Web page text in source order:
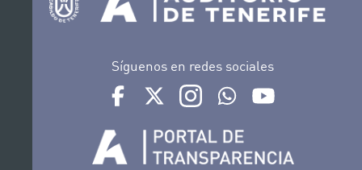
Síguenos en redes sociales
Ir a perfil de Auditorio de Tenerife en Facebook
Ir a perfil de Auditorio de Tenerife en
Ir a perfil de Auditorio de
Ir al Boletín Whatsapp